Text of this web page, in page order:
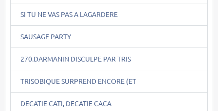
SI TU NE VAS PAS A LAGARDERE
SAUSAGE PARTY
270.DARMANIN DISCULPE PAR TRIS
TRISOBIQUE SURPREND ENCORE (ET
DECATIE CATI, DECATIE CACA